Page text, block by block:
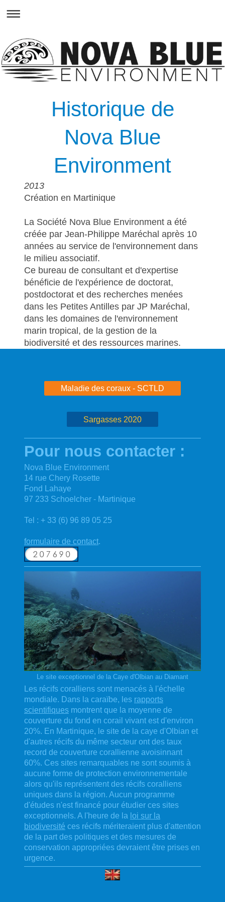
Historique de
Nova Blue
Environment
2013
Création en Martinique
La Société Nova Blue Environment a été
créée par Jean-Philippe Maréchal après 10
années au service de l'environnement dans
le milieu associatif.
Ce bureau de consultant et d'expertise
bénéficie de l'expérience de doctorat,
postdoctorat et des recherches menées
dans les Petites Antilles par JP Maréchal,
dans les domaines de l'environnement
marin tropical, de la gestion de la
biodiversité et des ressources marines.
Maladie des coraux - SCTLD
Sargasses 2020
Pour nous contacter :
Nova Blue Environment
14 rue Chery Rosette
Fond Lahaye
97 233 Schoelcher - Martinique
Tel : + 33 (6) 96 89 05 25
formulaire de contact.
Le site exceptionnel de la Caye d'Olbian au Diamant
Les récifs coralliens sont menacés à l'échelle
mondiale. Dans la caraïbe, les rapports
scientifiques montrent que la moyenne de
couverture du fond en corail vivant est d'environ
20%. En Martinique, le site de la caye d'Olbian et
d'autres récifs du même secteur ont des taux
record de couverture corallienne avoisinnant
60%. Ces sites remarquables ne sont soumis à
aucune forme de protection environnementale
alors qu'ils représentent des récifs coralliens
uniques dans la région. Aucun programme
d'études n'est financé pour étudier ces sites
exceptionnels. A l'heure de la loi sur la
biodiversité ces récifs mériteraient plus d'attention
de la part des politiques et des mesures de
conservation appropriées devraient être prises en
urgence.